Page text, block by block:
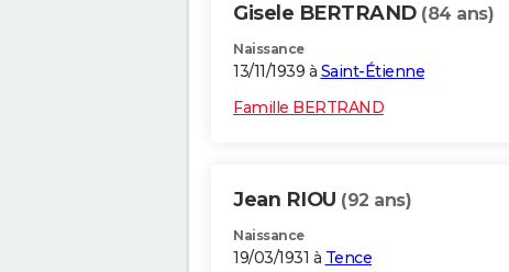
Gisele BERTRAND (84 ans)
Naissance
13/11/1939 à Saint-Étienne
Famille BERTRAND
Jean RIOU (92 ans)
Naissance
19/03/1931 à Tence